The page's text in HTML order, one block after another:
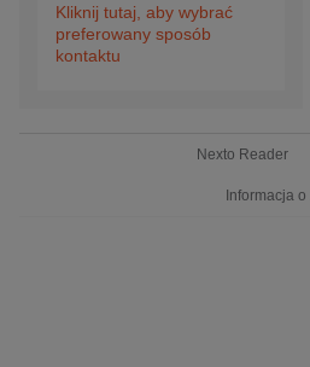
Kliknij tutaj, aby wybrać
preferowany sposób
kontaktu
Nexto Reader
Informacja